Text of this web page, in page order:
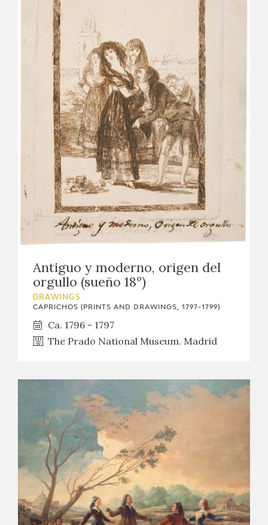
Antiguo y moderno, origen del
orgullo (sueño 18º)
DRAWINGS
CAPRICHOS (PRINTS AND DRAWINGS, 1797-1799)
Ca. 1796 - 1797
The Prado National Museum. Madrid